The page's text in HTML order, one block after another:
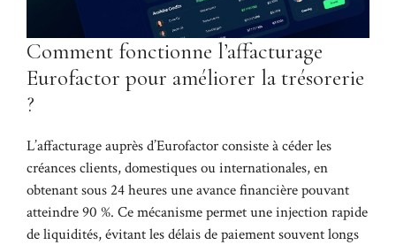
Comment fonctionne l’affacturage
Eurofactor pour améliorer la trésorerie
?
L’affacturage auprès d’Eurofactor consiste à céder les
créances clients, domestiques ou internationales, en
obtenant sous 24 heures une avance financière pouvant
atteindre 90 %. Ce mécanisme permet une injection rapide
de liquidités, évitant les délais de paiement souvent longs